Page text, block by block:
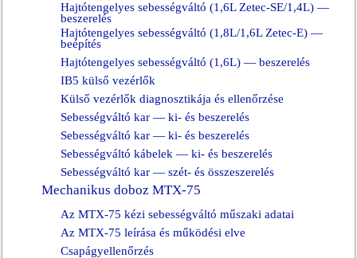
Hajtótengelyes sebességváltó (1,6L Zetec-SE/1,4L) —
beszerelés
Hajtótengelyes sebességváltó (1,8L/1,6L Zetec-E) —
beépítés
Hajtótengelyes sebességváltó (1,6L) — beszerelés
IB5 külső vezérlők
Külső vezérlők diagnosztikája és ellenőrzése
Sebességváltó kar — ki- és beszerelés
Sebességváltó kar — ki- és beszerelés
Sebességváltó kábelek — ki- és beszerelés
Sebességváltó kar — szét- és összeszerelés
Mechanikus doboz MTX-75
Az MTX-75 kézi sebességváltó műszaki adatai
Az MTX-75 leírása és működési elve
Csapágyellenőrzés